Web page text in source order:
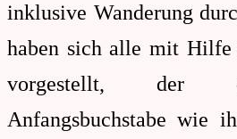
inklusive Wanderung
haben sich alle mit Hilfe
vorgestellt, der
Anfangsbuchstabe wie